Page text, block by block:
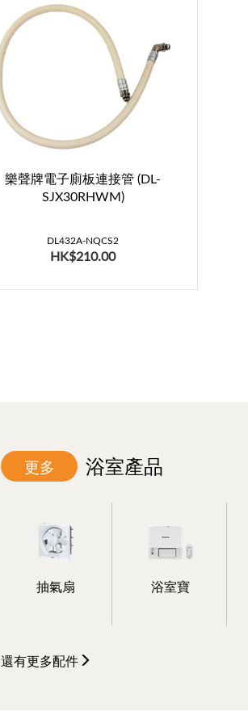
樂聲牌電子廁板連接管 (DL-
SJX30RHWM)
DL432A-NQCS2
HK$210.00
更多 浴室產品
抽氣扇 浴室寶
還有更多配件